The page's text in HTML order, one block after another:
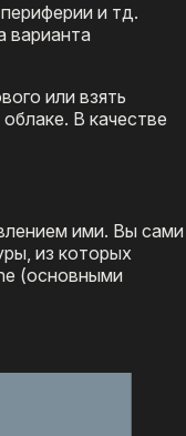
и тд.
варианта
или взять
В качестве
ими. Вы сами
из которых
(основными